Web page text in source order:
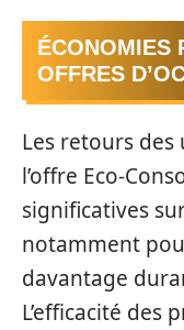
ÉCONOMIES
OFFRES
Les retours
l’offre Eco-
significatives
notamment
davantage
L’efficacité des